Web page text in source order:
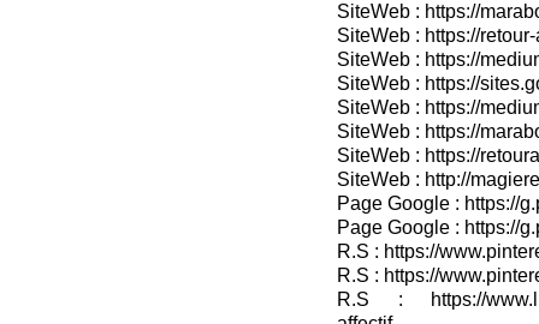
SiteWeb : https://
SiteWeb : https://
SiteWeb : https://
SiteWeb : https://
SiteWeb : https://
SiteWeb : https://
SiteWeb : https://
SiteWeb : http://
Page Google : https://
Page Google : https://
R.S : https://
R.S : https://
R.S : https://